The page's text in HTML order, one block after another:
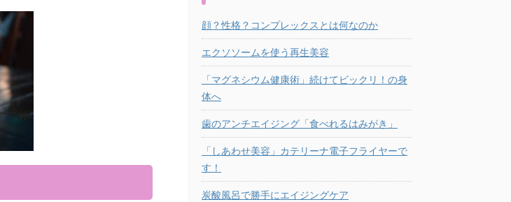
顔？性格？コンプレックスとは何なのか
エクソソームを使う再生美容
「マグネシウム健康術」続けてビックリ！の身
体へ
歯のアンチエイジング「食べれるはみがき」
「しあわせ美容」カテリーナ電子フライヤーで
す！
炭酸風呂で勝手にエイジングケア